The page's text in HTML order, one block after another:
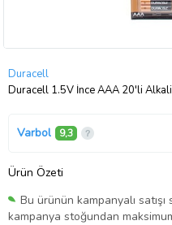
Duracell
Duracell 1.5V İnce AAA 20'li
Varbol 9,3
Ürün Özeti
Bu ürünün kampanyalı satışı
kampanya stoğundan